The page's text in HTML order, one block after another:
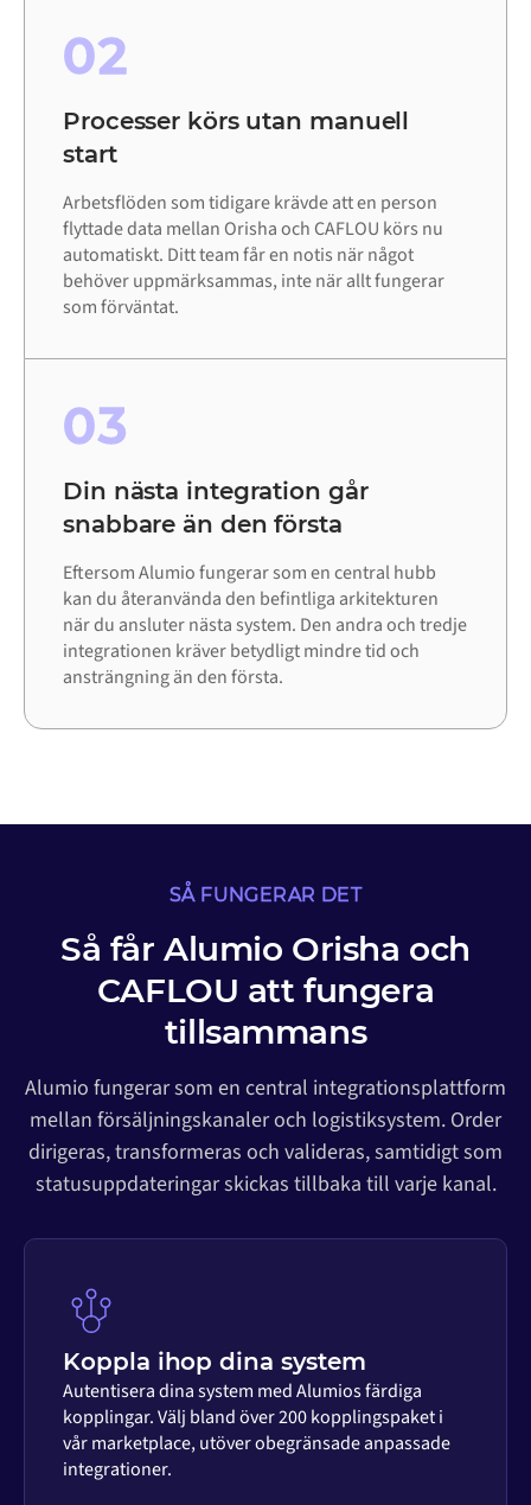
02
Processer körs utan manuell
start
Arbetsflöden som tidigare krävde att en person
flyttade data mellan Orisha och CAFLOU körs nu
automatiskt. Ditt team får en notis när något
behöver uppmärksammas, inte när allt fungerar
som förväntat.
03
Din nästa integration går
snabbare än den första
Eftersom Alumio fungerar som en central hubb
kan du återanvända den befintliga arkitekturen
när du ansluter nästa system. Den andra och tredje
integrationen kräver betydligt mindre tid och
ansträngning än den första.
SÅ FUNGERAR DET
Så får Alumio Orisha och
CAFLOU att fungera
tillsammans
Alumio fungerar som en central integrationsplattform
mellan försäljningskanaler och logistiksystem. Order
dirigeras, transformeras och valideras, samtidigt som
statusuppdateringar skickas tillbaka till varje kanal.
Koppla ihop dina system
Autentisera dina system med Alumios färdiga
kopplingar. Välj bland över 200 kopplingspaket i
vår marketplace, utöver obegränsade anpassade
integrationer.